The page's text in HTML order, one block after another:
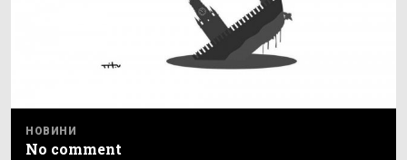
НОВИНИ
No comment